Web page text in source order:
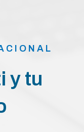
y tu